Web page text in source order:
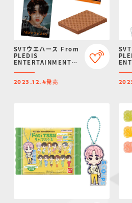
SVTウエハース From
PLEDIS
ENTERTAINMENT
2023.12.4発売